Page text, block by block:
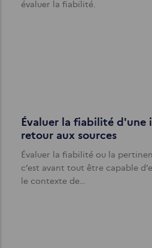
évaluer la fiabilité.
Évaluer la fiabilité d'une
retour aux sources
Évaluer la fiabilité ou la
c’est avant tout être capable
le contexte de…